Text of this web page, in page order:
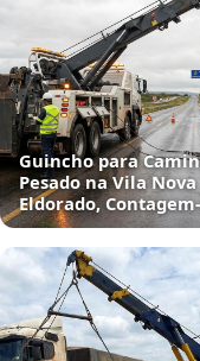
Guincho para
Pesado na Vila Nova
Eldorado,